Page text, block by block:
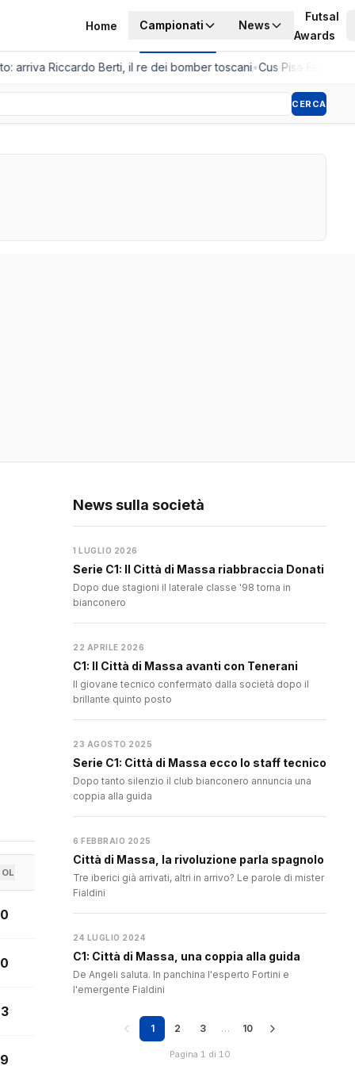
Home Campionati News
Futsal
Awards
Riccardo Berti, il re dei bomber toscani•Cus Pisa
CERCA
0
0
3
9
News sulla società
1 LUGLIO 2026
Serie C1: Il Città di Massa riabbraccia Donati
Dopo due stagioni il laterale classe '98 torna in
bianconero
22 APRILE 2026
C1: Il Città di Massa avanti con Tenerani
Il giovane tecnico confermato dalla società dopo il
brillante quinto posto
23 AGOSTO 2025
Serie C1: Città di Massa ecco lo staff tecnico
Dopo tanto silenzio il club bianconero annuncia una
coppia alla guida
6 FEBBRAIO 2025
Città di Massa, la rivoluzione parla spagnolo
Tre iberici già arrivati, altri in arrivo? Le parole di mister
Fialdini
24 LUGLIO 2024
C1: Città di Massa, una coppia alla guida
De Angeli saluta. In panchina l'esperto Fortini e
l'emergente Fialdini
1 2 3 … 10
Pagina 1 di 10